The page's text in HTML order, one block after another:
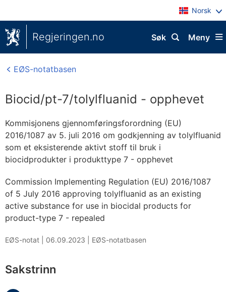
Norsk
Regjeringen.no Meny
Søk
EØS-notatbasen
Biocid/pt-7/tolylfluanid - opphevet
Kommisjonens gjennomføringsforordning (EU)
2016/1087 av 5. juli 2016 om godkjenning av tolylfluanid
som et eksisterende aktivt stoff til bruk i
biocidprodukter i produkttype 7 - opphevet
Commission Implementing Regulation (EU) 2016/1087
of 5 July 2016 approving tolylfluanid as an existing
active substance for use in biocidal products for
product-type 7 - repealed
EØS-notat | 06.09.2023 EØS-notatbasen
Sakstrinn